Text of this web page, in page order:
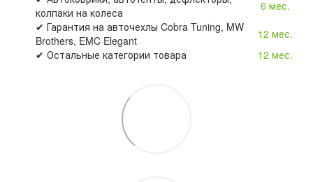
колпаки на колеса
6 мес.
✔ Гарантия на авточехлы Cobra Tuning, MW
Brothers, EMC Elegant
12 мес.
✔ Остальные категории товара
12 мес.